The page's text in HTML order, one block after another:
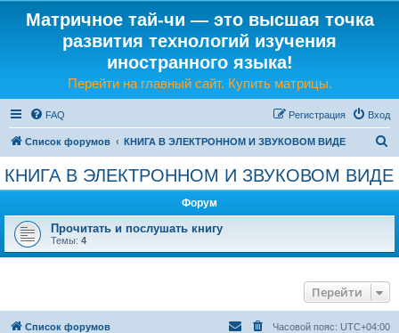
Матричное тай-чи — это высшая точка
развития технологий изучения
иностранного языка!
Перейти на главный сайт. Купить матрицы.
FAQ Вход
Регистрация
Список форумов КНИГА В ЭЛЕКТРОННОМ И ЗВУКОВОМ ВИДЕ
и
КНИГА В ЭЛЕКТРОННОМ И ЗВУКОВОМ ВИДЕ
Форум
Прочитать и послушать книгу
Темы: 4
Перейти
Список форумов Часовой пояс: UTC+04:00